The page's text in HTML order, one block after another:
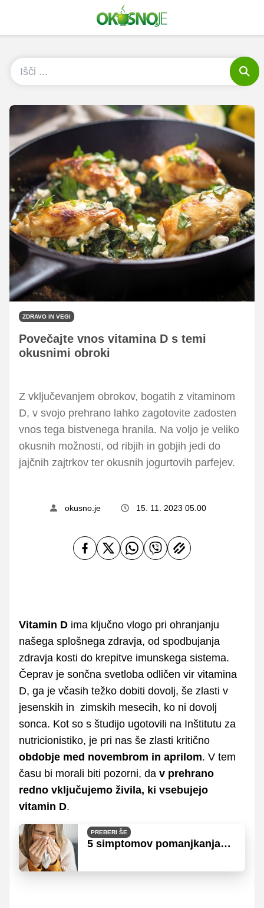
ZDRAVO IN VEGI
Povečajte vnos vitamina D s temi
okusnimi obroki
Z vključevanjem obrokov, bogatih z vitaminom
D, v svojo prehrano lahko zagotovite zadosten
vnos tega bistvenega hranila. Na voljo je veliko
okusnih možnosti, od ribjih in gobjih jedi do
jajčnih zajtrkov ter okusnih jogurtovih parfejev.
okusno.je 15. 11. 2023 05.00
Vitamin D ima ključno vlogo pri ohranjanju
našega splošnega zdravja, od spodbujanja
zdravja kosti do krepitve imunskega sistema.
Čeprav je sončna svetloba odličen vir vitamina
D, ga je včasih težko dobiti dovolj, še zlasti v
jesenskih in zimskih mesecih, ko ni dovolj
sonca. Kot so s študijo ugotovili na Inštitutu za
nutricionistiko, je pri nas še zlasti kritično
obdobje med novembrom in aprilom. V tem
času bi morali biti pozorni, da v prehrano
redno vključujemo živila, ki vsebujejo
vitamin D.
PREBERI ŠE
5 simptomov pomanjkanja